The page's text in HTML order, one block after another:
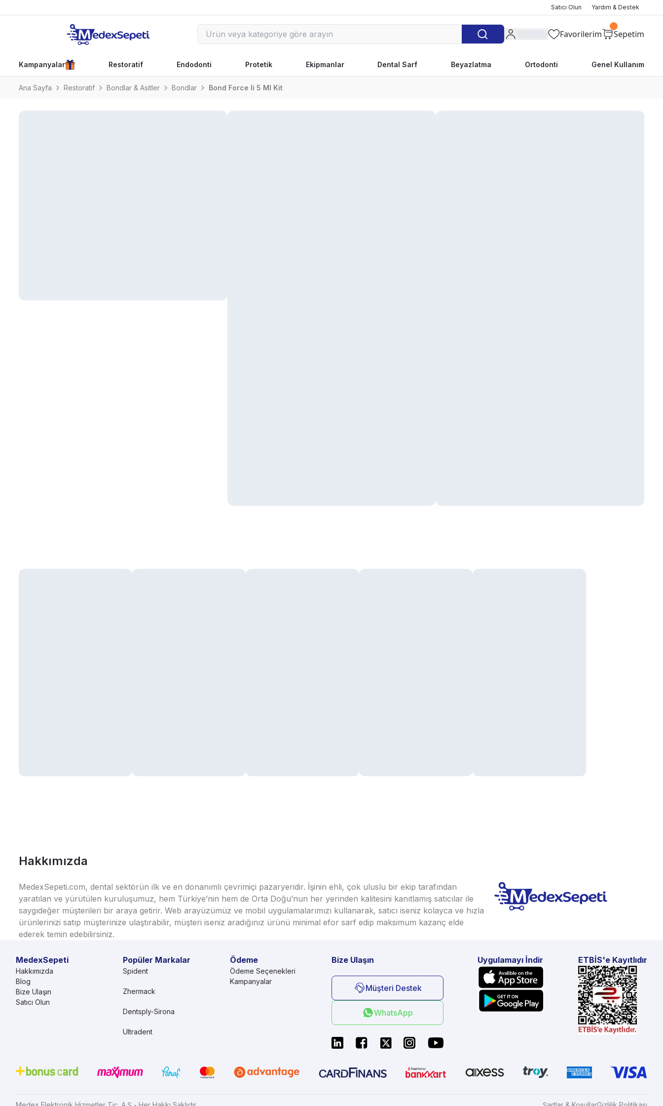
Satıcı Olun Yardım & Destek
Favorilerim Sepetim
Kampanyalar Restoratif Endodonti Protetik Ekipmanlar Dental Sarf Beyazlatma Ortodonti Genel Kullanım
Ana Sayfa Restoratif Bondlar & Asitler Bondlar Bond Force Ii 5 Ml Kit
Hakkımızda
MedexSepeti.com, dental sektörün ilk ve en donanımlı çevrimiçi pazaryeridir. İşinin ehli, çok uluslu bir ekip tarafından
yaratılan ve yürütülen kuruluşumuz, hem Türkiye’nin hem de Orta Doğu’nun her yerinden kalitesini kanıtlamış satıcılar ile
saygıdeğer müşterileri bir araya getirir. Web arayüzümüz ve mobil uygulamalarımızı kullanarak, satıcı iseniz kolayca ve hızla
ürünlerinizi satıp müşterinize ulaştırabilir, müşteri iseniz aradığınız ürünü minimal efor sarf edip maksimum kazanç elde
ederek temin edebilirsiniz.
MedexSepeti
Hakkımızda
Blog
Bize Ulaşın
Satıcı Olun
Ödeme
Ödeme Seçenekleri
Kampanyalar
Popüler Markalar
Spident
Zhermack
Dentsply-Sirona
Ultradent
Bize Ulaşın
Müşteri Destek
WhatsApp
Uygulamayı İndir ETBİS'e Kayıtlıdır